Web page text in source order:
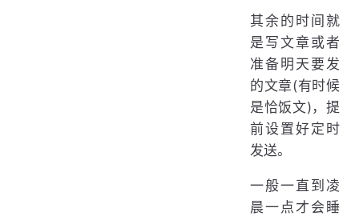
其余的时间就
是写文章或者
准备明天要发
的文章(有时候
是恰饭文)，提
前设置好定时
发送。
一般一直到凌
晨一点才会睡